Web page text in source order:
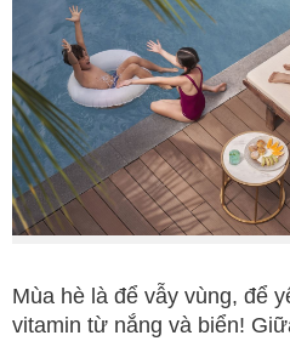
Mùa hè là để vẫy vùng, để
vitamin từ nắng và biển!